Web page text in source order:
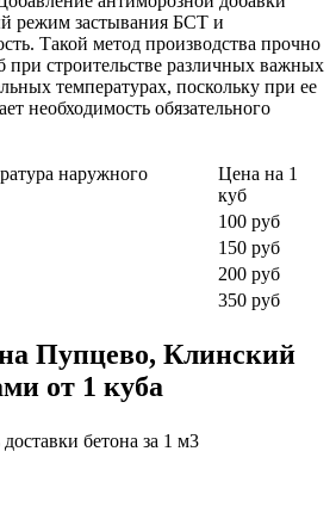
режим застывания БСТ и
Такой метод производства прочно
при строительстве различных важных
температурах, поскольку при ее
необходимость обязательного
наружного
Цена на 1
куб
100 руб
150 руб
200 руб
350 руб
Пупцево, Клинский
от 1 куба
бетона за 1 м3